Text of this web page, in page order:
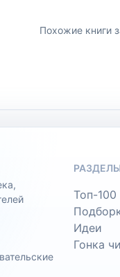
Похожие книги
Топ-100
Идеи
Гонка